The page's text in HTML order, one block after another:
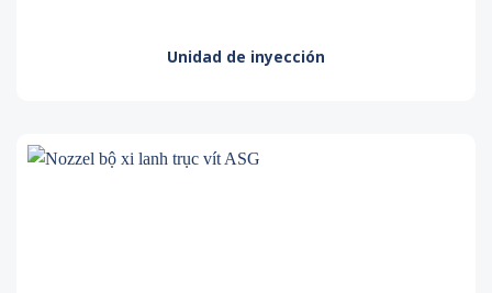
Unidad de inyección